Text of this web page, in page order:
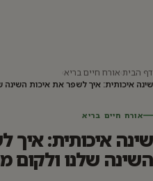
דף הבית אורח חיים בריא
שינה איכותית: איך לשפר את איכות השינה
אורח חיים בריא
שינה איכותית: איך
השינה שלנו ולקום